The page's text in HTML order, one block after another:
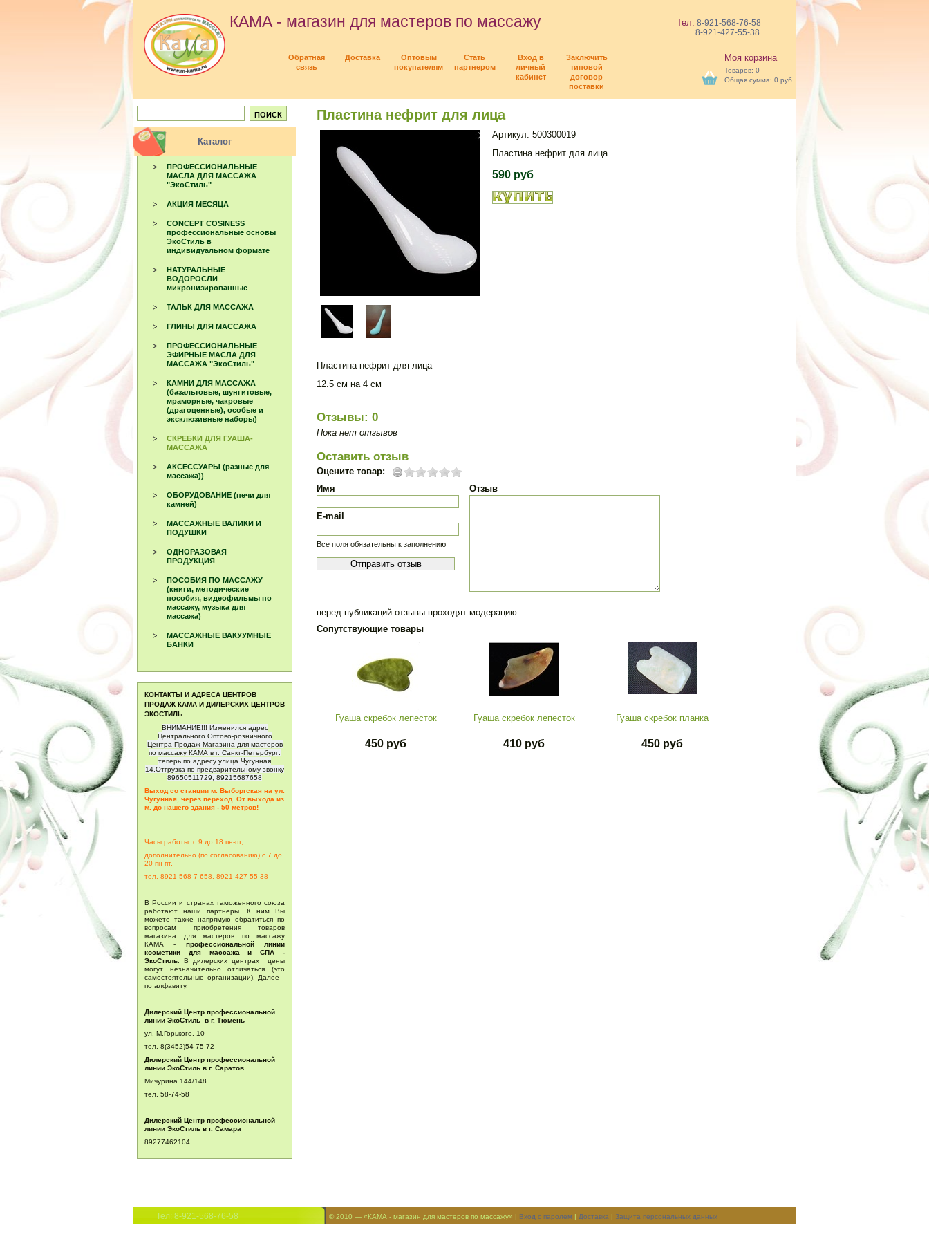
КАМА - магазин для мастеров по массажу Тел: 8-921-568-76-58
8-921-427-55-38
Моя корзина
Товаров: 0
Общая сумма: 0 руб
Обратная
связь
Доставка
Оптовым
покупателям
Стать
партнером
Вход в
личный
кабинет
Заключить
типовой
договор
поставки
Каталог
ПРОФЕССИОНАЛЬНЫЕ
МАСЛА ДЛЯ МАССАЖА
"ЭкоСтиль"
АКЦИЯ МЕСЯЦА
CONCEPT COSINESS
профессиональные основы
ЭкоСтиль в
индивидуальном формате
НАТУРАЛЬНЫЕ
ВОДОРОСЛИ
микронизированные
ТАЛЬК ДЛЯ МАССАЖА
ГЛИНЫ ДЛЯ МАССАЖА
ПРОФЕССИОНАЛЬНЫЕ
ЭФИРНЫЕ МАСЛА ДЛЯ
МАССАЖА "ЭкоСтиль"
КАМНИ ДЛЯ МАССАЖА
(базальтовые, шунгитовые,
мраморные, чакровые
(драгоценные), особые и
эксклюзивные наборы)
СКРЕБКИ ДЛЯ ГУАША-
МАССАЖА
АКСЕССУАРЫ (разные для
массажа))
ОБОРУДОВАНИЕ (печи для
камней)
МАССАЖНЫЕ ВАЛИКИ И
ПОДУШКИ
ОДНОРАЗОВАЯ
ПРОДУКЦИЯ
ПОСОБИЯ ПО МАССАЖУ
(книги, методические
пособия, видеофильмы по
массажу, музыка для
массажа)
МАССАЖНЫЕ ВАКУУМНЫЕ
БАНКИ
КОНТАКТЫ И АДРЕСА ЦЕНТРОВ
ПРОДАЖ КАМА И ДИЛЕРСКИХ ЦЕНТРОВ
ЭКОСТИЛЬ
ВНИМАНИЕ!!! Изменился адрес
Центрального Оптово-розничного
Центра Продаж Магазина для мастеров
по массажу КАМА в г. Санкт-Петербург:
теперь по адресу улица Чугунная
14.Отгрузка по предварительному звонку
89650511729, 89215687658
Выход со станции м. Выборгская на ул.
Чугунная, через переход. От выхода из
м. до нашего здания - 50 метров!
Часы работы: с 9 до 18 пн-пт,
дополнительно (по согласованию) с 7 до
20 пн-пт.
тел. 8921-568-7-658, 8921-427-55-38
В России и странах таможенного союза
работают наши партнёры. К ним Вы
можете также напрямую обратиться по
вопросам приобретения товаров
магазина для мастеров по массажу
КАМА - профессиональной линии
косметики для массажа и СПА -
ЭкоСтиль . В дилерских центрах цены
могут незначительно отличаться (это
самостоятельные организации). Далее -
по алфавиту.
Дилерский Центр профессиональной
линии ЭкоСтиль в г. Тюмень
ул. М.Горького, 10
тел. 8(3452)54-75-72
Дилерский Центр профессиональной
линии ЭкоСтиль в г. Саратов
Мичурина 144/148
тел. 58-74-58
Дилерский Центр профессиональной
линии ЭкоСтиль в г. Самара
89277462104
Пластина нефрит для лица
Артикул: 500300019
Пластина нефрит для лица
590 руб
Пластина нефрит для лица
12.5 см на 4 см
Отзывы: 0
Пока нет отзывов
Оставить отзыв
Оцените товар:
Имя
E-mail
Все поля обязательны к заполнению
Отзыв
перед публикаций отзывы проходят модерацию
Сопутствующие товары
Гуаша скребок лепесток
450 руб
Гуаша скребок лепесток
410 руб
Гуаша скребок планка
450 руб
Тел: 8-921-568-76-58
© 2010 — «КАМА - магазин для мастеров по массажу» | Вход с паролем | Доставка | Защита персональных данных